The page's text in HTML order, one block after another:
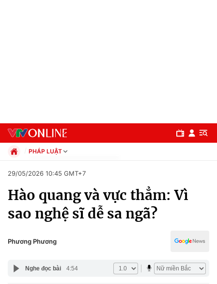
Chuyên mục
Chính trị
Xã hội
PHÁP LUẬT
Xã hội
Pháp luật
Kinh tế
Thể thao
Văn hóa - Giải trí
Đời sống
29/05/2026 10:45 GMT+7
Hào quang và vực thẳm: Vì
sao nghệ sĩ dễ sa ngã?
Phương Phương
Nghe đọc bài 4:54